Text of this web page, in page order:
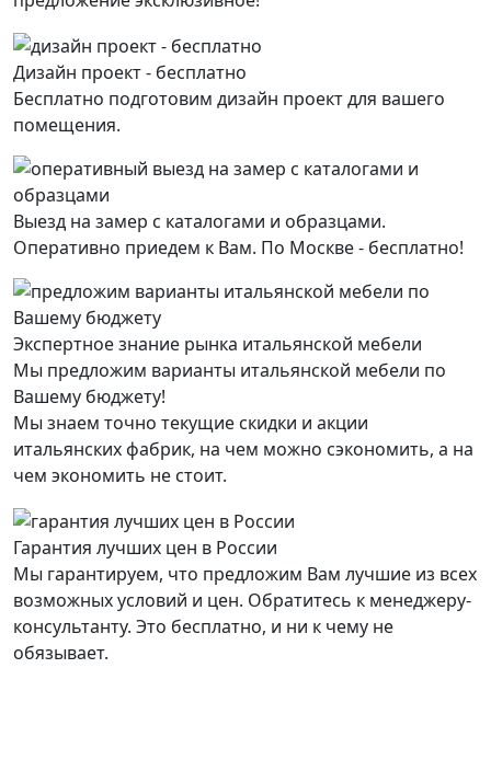
Дизайн проект - бесплатно
Бесплатно подготовим дизайн проект для вашего
помещения.
Выезд на замер с каталогами и образцами.
Оперативно приедем к Вам. По Москве - бесплатно!
Экспертное знание рынка итальянской мебели
Мы предложим варианты итальянской мебели по
Вашему бюджету!
Мы знаем точно текущие скидки и акции
итальянских фабрик, на чем можно сэкономить, а на
чем экономить не стоит.
Гарантия лучших цен в России
Мы гарантируем, что предложим Вам лучшие из всех
возможных условий и цен. Обратитесь к менеджеру-
консультанту. Это бесплатно, и ни к чему не
обязывает.